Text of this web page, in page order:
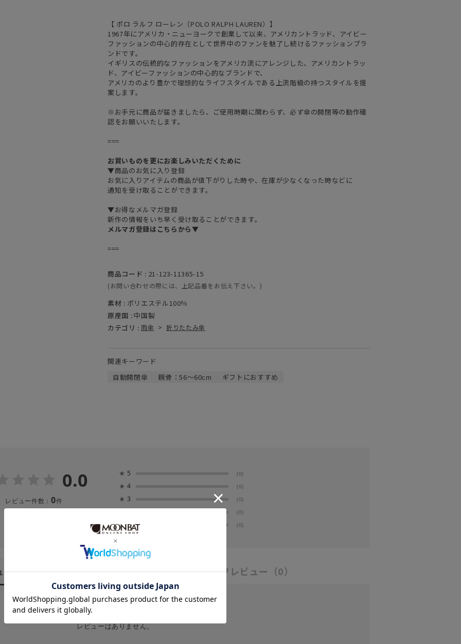
【 ポロ ラルフ ローレン（POLO RALPH LAUREN）】
1967年にアメリカ・ニューヨークで創業して以来、アメリカントラッド、アイビー
ファッションの中心的存在として世界中のファンを魅了し続けるファッションブラ
ンドです。
イギリスの伝統的なファッションをアメリカ流にアレンジした、アメリカントラッ
ド、アイビーファッションの中心的なブランドで、
アメリカのより豊かで理想的なライフスタイルである上流階級の持つスタイルを提
案します。
※お手元に商品が届きましたら、ご使用時期に関わらず、必ず傘の開閉等の動作確
認をお願いいたします。
===
お買いものを更にお楽しみいただくために
▼商品のお気に入り登録
お気に入りアイテムの商品が値下がりした時や、在庫が少なくなった時などに
通知を受け取ることができます。
▼お得なメルマガ登録
新作の情報をいち早く受け取ることができます。
メルマガ登録はこちらから▼
===
商品コード : 21-123-11365-15
(お問い合わせの際には、上記品番をお伝え下さい。)
素材 : ポリエステル100％
原産国 : 中国製
カテゴリ : 雨傘 > 折りたたみ傘
関連キーワード
自動開閉傘
親骨：56～60cm ギフトにおすすめ
0.0
レビュー件数： 0件
★ 5 (0)
★ 4 (0)
★ 3 (0)
(0)
★ 1 (0)
ー（0） スタッフレビュー （0）
レビューはありません。